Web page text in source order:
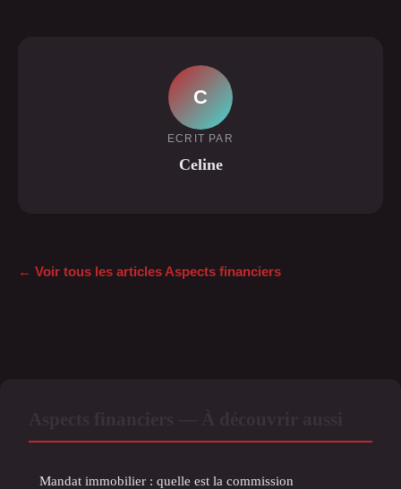
C
ECRIT PAR
Celine
← Voir tous les articles Aspects financiers
Mandat immobilier : quelle est la commission